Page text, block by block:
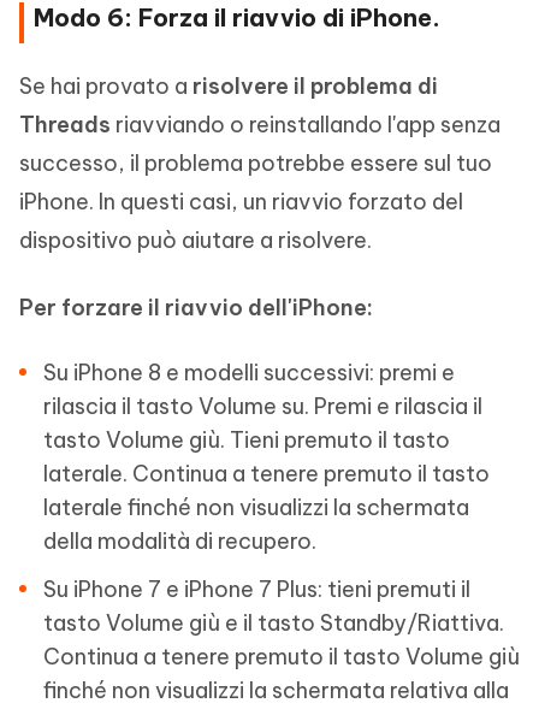
Modo 6: Forza il riavvio di iPhone.
Se hai provato a risolvere il problema di
Threads riavviando o reinstallando l'app senza
successo, il problema potrebbe essere sul tuo
iPhone. In questi casi, un riavvio forzato del
dispositivo può aiutare a risolvere.
Per forzare il riavvio dell'iPhone:
Su iPhone 8 e modelli successivi: premi e
rilascia il tasto Volume su. Premi e rilascia il
tasto Volume giù. Tieni premuto il tasto
laterale. Continua a tenere premuto il tasto
laterale finché non visualizzi la schermata
della modalità di recupero.
Su iPhone 7 e iPhone 7 Plus: tieni premuti il
tasto Volume giù e il tasto Standby/Riattiva.
Continua a tenere premuto il tasto Volume giù
finché non visualizzi la schermata relativa alla